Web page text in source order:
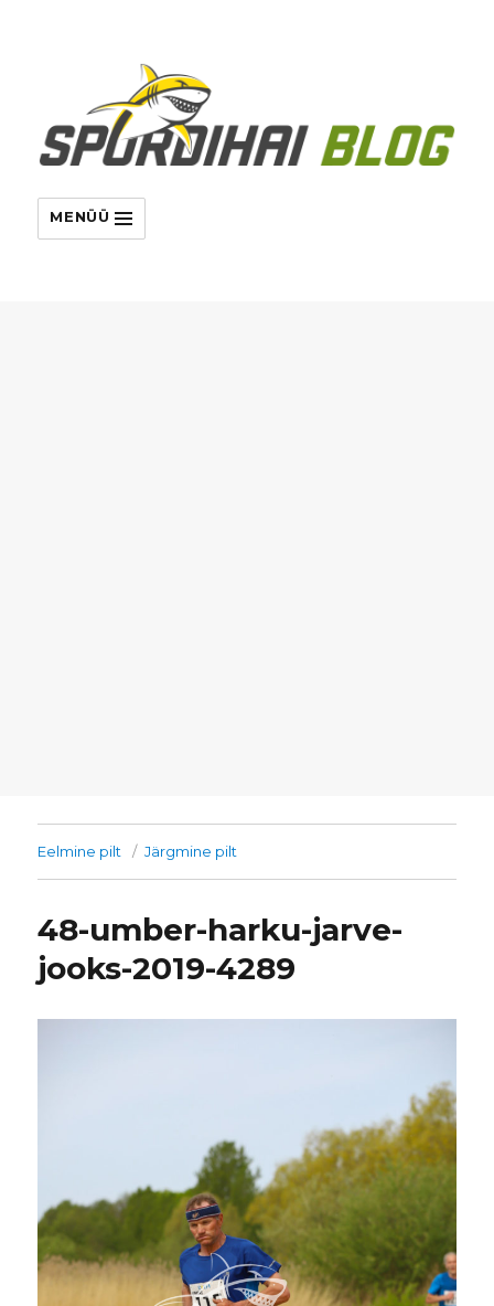
MENÜÜ
Eelmine pilt Järgmine pilt
48-umber-harku-jarve-
jooks-2019-4289